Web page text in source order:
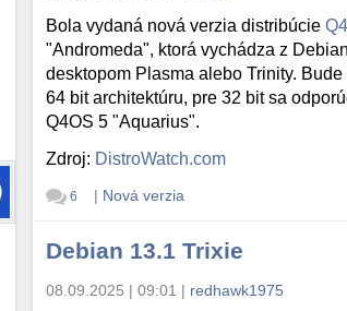
Bola vydaná nová verzia distribúcie
"Andromeda", ktorá vychádza z
desktopom Plasma alebo Trinity.
64 bit architektúru, pre 32 bit sa
Q4OS 5 "Aquarius".
Zdroj: DistroWatch.com
6 | Nová verzia
Debian 13.1 Trixie
08.09.2025 | 09:01 | redhawk1975